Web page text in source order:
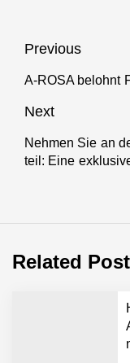
Previous
Previous
A-ROSA belohnt
Next
Next
post:
Nehmen Sie an
teil: Eine
Related Post